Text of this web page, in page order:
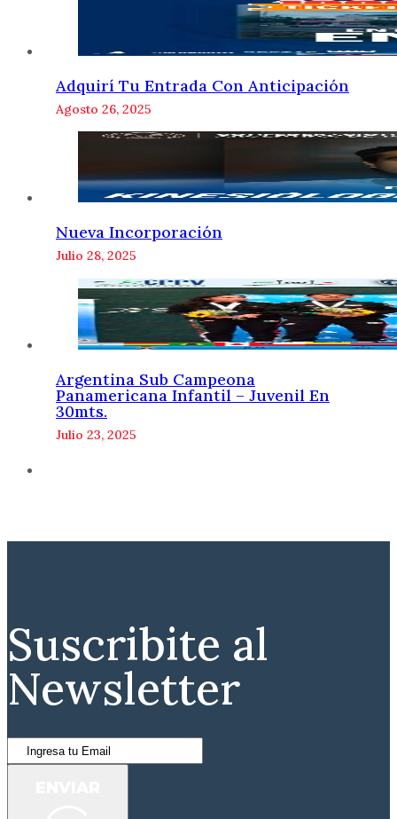
Adquirí Tu Entrada Con Anticipación
Agosto 26, 2025
Nueva Incorporación
Julio 28, 2025
Argentina Sub Campeona
Panamericana Infantil – Juvenil En
30mts.
Julio 23, 2025
Suscribite al
Newsletter